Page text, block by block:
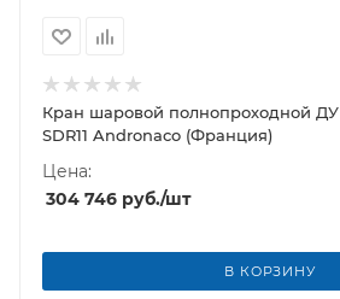
Кран шаровой полнопроходной
SDR11 Andronaco (Франция)
Цена:
304 746 руб./шт
В КОРЗИНУ